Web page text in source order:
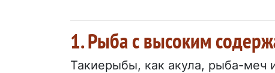
1. Рыба с высоким
Такиерыбы, как акула, рыба-меч